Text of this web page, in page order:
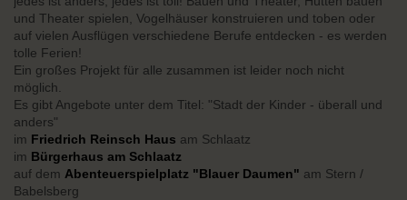
und Theater spielen, Vogelhäuser konstruieren und toben oder
auf vielen Ausflügen verschiedene Berufe entdecken - es werden
tolle Ferien!
Ein großes Projekt für alle zusammen ist leider noch nicht
möglich.
Es gibt Angebote unter dem Titel: "Stadt der Kinder - überall und
anders"
im Friedrich Reinsch Haus am Schlaatz
im Bürgerhaus am Schlaatz
auf dem Abenteuerspielplatz "Blauer Daumen" am Stern /
Babelsberg